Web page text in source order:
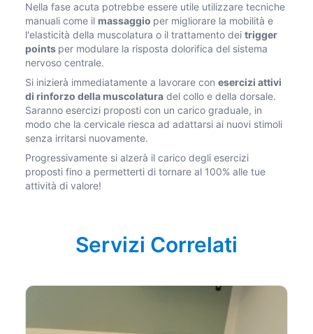
Nella fase acuta potrebbe essere utile utilizzare tecniche
manuali come il massaggio per migliorare la mobilità e
l'elasticità della muscolatura o il trattamento dei trigger
points per modulare la risposta dolorifica del sistema
nervoso centrale.
Si inizierà immediatamente a lavorare con esercizi attivi
di rinforzo della muscolatura del collo e della dorsale.
Saranno esercizi proposti con un carico graduale, in
modo che la cervicale riesca ad adattarsi ai nuovi stimoli
senza irritarsi nuovamente.
Progressivamente si alzerà il carico degli esercizi
proposti fino a permetterti di tornare al 100% alle tue
attività di valore!
Servizi Correlati